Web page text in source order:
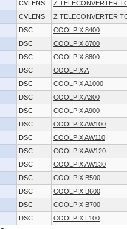
CVLENS Z TELECONVERTER
CVLENS Z TELECONVERTER
DSC COOLPIX 8400
DSC COOLPIX 8700
DSC COOLPIX 8800
DSC COOLPIX A
DSC COOLPIX A1000
DSC COOLPIX A300
DSC COOLPIX A900
DSC COOLPIX AW100
DSC COOLPIX AW110
DSC COOLPIX AW120
DSC COOLPIX AW130
DSC COOLPIX B500
DSC COOLPIX B600
DSC COOLPIX B700
DSC COOLPIX L100